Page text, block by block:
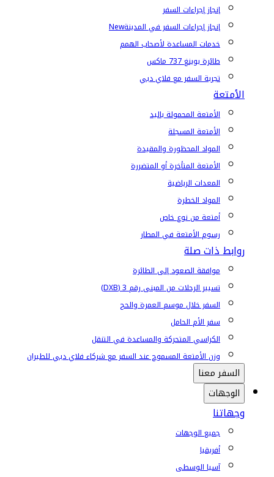
إنجاز إجراءات السفر
إنجاز إجراءات السفر في المدينةNew
خدمات المساعدة لأصحاب الهمم
طائرة بوينغ 737 ماكس
تجربة السفر مع فلاي دبي
الأمتعة
الأمتعة المحمولة باليد
الأمتعة المسجلة
المواد المحظورة والمقيدة
الأمتعة المتأخرة أو المتضررة
المعدات الرياضية
المواد الخطرة
أمتعة من نوع خاص
رسوم الأمتعة في المطار
روابط ذات صلة
موافقة الصعود إلى الطائرة
تسيير الرحلات من المبنى رقم 3 (DXB)
السفر خلال موسم العمرة والحج
سفر الأم الحامل
الكراسي المتحركة والمساعدة في التنقل
وزن الأمتعة المسموح عند السفر مع شركاء فلاي دبي للطيران
السفر معنا
الوجهات
وجهاتنا
جميع الوجهات
أفريقيا
آسيا الوسطى